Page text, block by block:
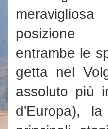
meravigliosa
entrambe le
getta nel
assoluto più
d'Europa),